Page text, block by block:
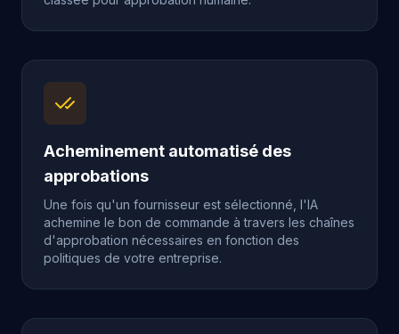
Acheminement automatisé des
approbations
Une fois qu'un fournisseur est sélectionné, l'IA
achemine le bon de commande à travers les chaînes
d'approbation nécessaires en fonction des
politiques de votre entreprise.